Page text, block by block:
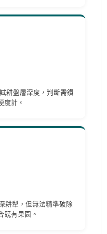
耕盤層深度，判斷需鑽
度計。
耕犁，但無法精準破除
既有果園。